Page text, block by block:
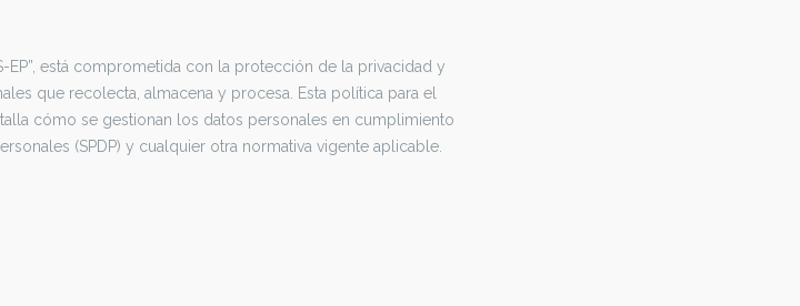
EP”, está comprometida con la protección de la privacidad y
que recolecta, almacena y procesa. Esta política para el
cómo se gestionan los datos personales en cumplimiento
(SPDP) y cualquier otra normativa vigente aplicable.